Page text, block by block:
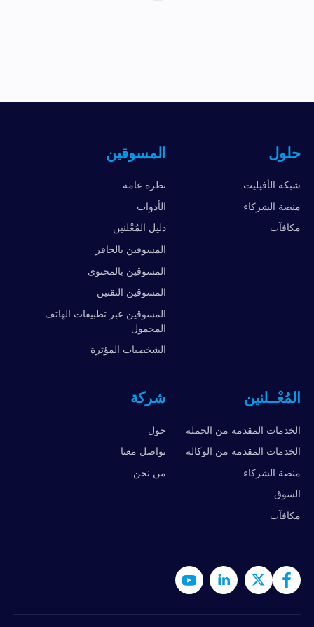
حلول
شبكة الأفيليت
منصة الشركاء
مكافآت
المسوقين
نظرة عامة
الأدوات
دليل المُعْلنين
المسوقين بالحافز
المسوقين بالمحتوى
المسوقين التقنين
المسوقين عبر تطبيقات الهاتف
المحمول
الشخصيات المؤثرة
المُعْــلنين
الخدمات المقدمة من الحملة
الخدمات المقدمة من الوكالة
منصة الشركاء
السوق
مكافآت
شركة
حول
تواصل معنا
من نحن